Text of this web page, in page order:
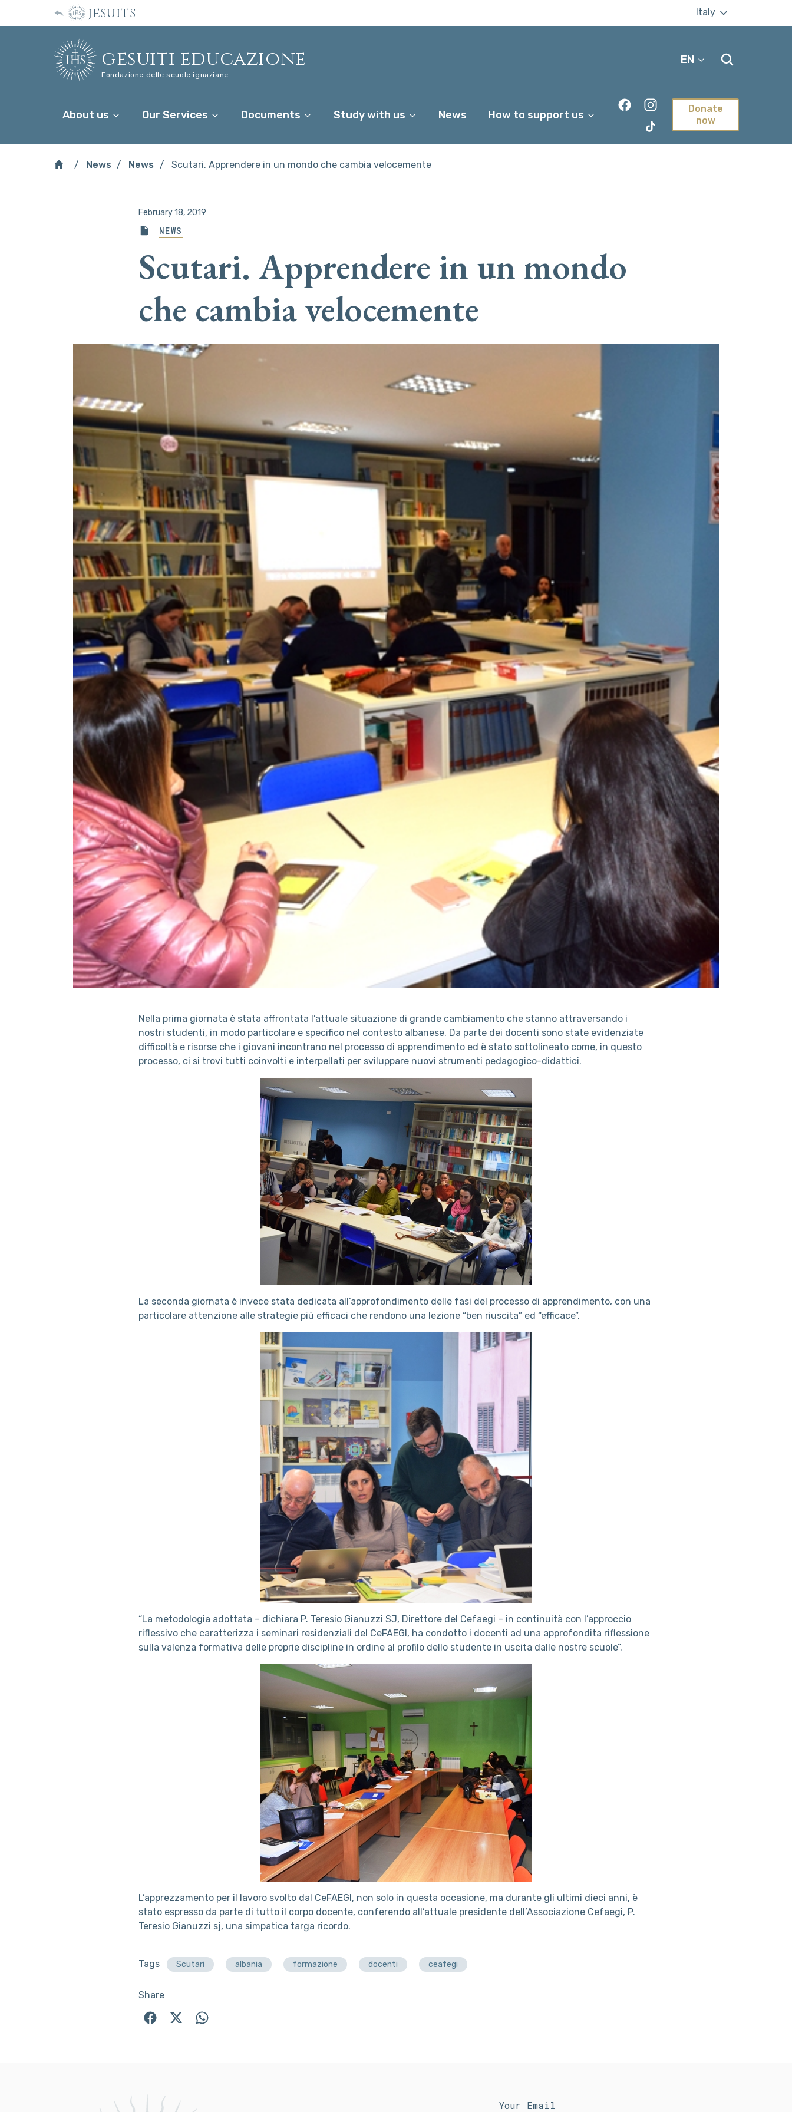
jesuits Italy
gesuiti educazione
Fondazione delle scuole ignaziane
EN
About us Our Services Documents Study with us News How to support us
Donate
now
News News Scutari. Apprendere in un mondo che cambia velocemente
February 18, 2019
NEWS
Scutari. Apprendere in un mondo
che cambia velocemente
Nella prima giornata è stata affrontata l’attuale situazione di grande cambiamento che stanno attraversando i
nostri studenti, in modo particolare e specifico nel contesto albanese. Da parte dei docenti sono state evidenziate
difficoltà e risorse che i giovani incontrano nel processo di apprendimento ed è stato sottolineato come, in questo
processo, ci si trovi tutti coinvolti e interpellati per sviluppare nuovi strumenti pedagogico-didattici.
La seconda giornata è invece stata dedicata all’approfondimento delle fasi del processo di apprendimento, con una
particolare attenzione alle strategie più efficaci che rendono una lezione “ben riuscita” ed “efficace”.
“La metodologia adottata – dichiara P. Teresio Gianuzzi SJ, Direttore del Cefaegi – in continuità con l’approccio
riflessivo che caratterizza i seminari residenziali del CeFAEGI, ha condotto i docenti ad una approfondita riflessione
sulla valenza formativa delle proprie discipline in ordine al profilo dello studente in uscita dalle nostre scuole”.
L’apprezzamento per il lavoro svolto dal CeFAEGI, non solo in questa occasione, ma durante gli ultimi dieci anni, è
stato espresso da parte di tutto il corpo docente, conferendo all’attuale presidente dell’Associazione Cefaegi, P.
Teresio Gianuzzi sj, una simpatica targa ricordo.
Tags Scutari albania formazione docenti ceafegi
Share
Your Email